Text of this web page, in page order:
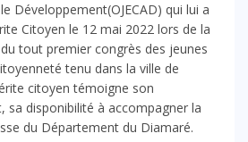
Développement(OJECAD) qui lui a
Citoyen le 12 mai 2022 lors de la
tout premier congrès des jeunes
tenu dans la ville de
citoyen témoigne son
sa disponibilité à accompagner la
du Département du Diamaré.